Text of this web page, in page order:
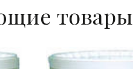
товары